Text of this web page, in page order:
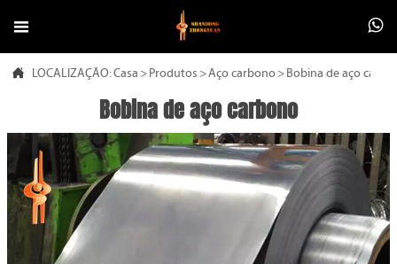
 
 LOCALIZAÇÃO:Casa > Produtos >Aço carbono > Bobina de aço
Bobina de aço carbono